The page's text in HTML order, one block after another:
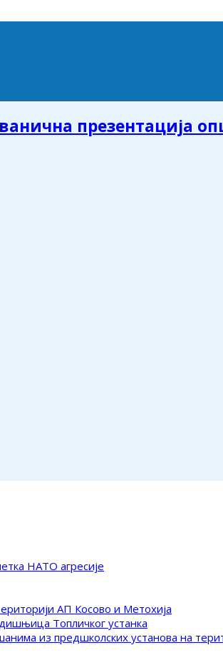
презентација
НАТО агресије
АП Косово и Метохија
Топличког устанка
из предшколских установа на